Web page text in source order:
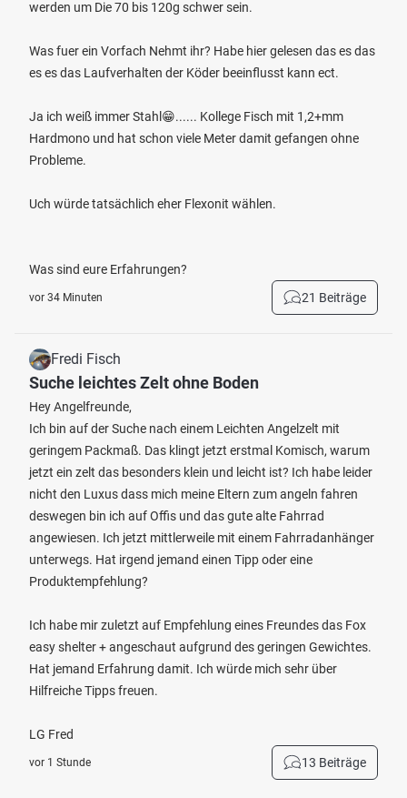
werden um Die 70 bis 120g schwer sein.
Was fuer ein Vorfach Nehmt ihr? Habe hier gelesen das es das
es es das Laufverhalten der Köder beeinflusst kann ect.
Ja ich weiß immer Stahl😁...... Kollege Fisch mit 1,2+mm
Hardmono und hat schon viele Meter damit gefangen ohne
Probleme.
Uch würde tatsächlich eher Flexonit wählen.
Was sind eure Erfahrungen?
vor 34 Minuten 21 Beiträge
Fredi Fisch
Suche leichtes Zelt ohne Boden
Hey Angelfreunde,
Ich bin auf der Suche nach einem Leichten Angelzelt mit
geringem Packmaß. Das klingt jetzt erstmal Komisch, warum
jetzt ein zelt das besonders klein und leicht ist? Ich habe leider
nicht den Luxus dass mich meine Eltern zum angeln fahren
deswegen bin ich auf Offis und das gute alte Fahrrad
angewiesen. Ich jetzt mittlerweile mit einem Fahrradanhänger
unterwegs. Hat irgend jemand einen Tipp oder eine
Produktempfehlung?
Ich habe mir zuletzt auf Empfehlung eines Freundes das Fox
easy shelter + angeschaut aufgrund des geringen Gewichtes.
Hat jemand Erfahrung damit. Ich würde mich sehr über
Hilfreiche Tipps freuen.
LG Fred
vor 1 Stunde 13 Beiträge